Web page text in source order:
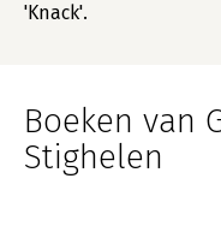
'Knack'.
Boeken van
Stighelen